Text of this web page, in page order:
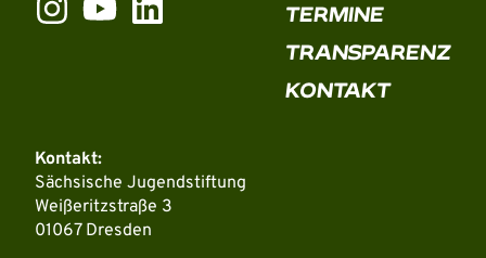
TERMINE
TRANSPARENZ
KONTAKT
Kontakt:
Sächsische Jugendstiftung
Weißeritzstraße 3
01067 Dresden